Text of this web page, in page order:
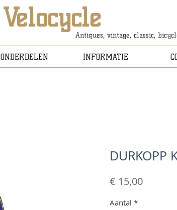
Velocycle
Antiques, vintage, classic,
ONDERDELEN INFORMATIE
DURKOPP
€ 15,00Prijs
Aantal *